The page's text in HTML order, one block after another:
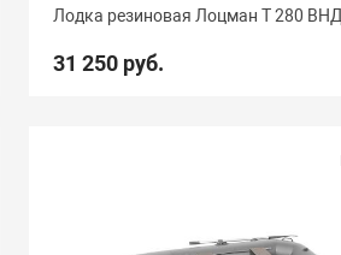
Лодка резиновая Лоцман Т 280 ВНД
31 250 руб.